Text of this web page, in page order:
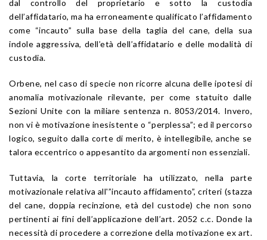
dal controllo del proprietario e sotto la custodia
dell’affidatario, ma ha erroneamente qualificato l’affidamento
come “incauto” sulla base della taglia del cane, della sua
indole aggressiva, dell’età dell’affidatario e delle modalità di
custodia.
Orbene, nel caso di specie non ricorre alcuna delle ipotesi di
anomalia motivazionale rilevante, per come statuito dalle
Sezioni Unite con la miliare sentenza n. 8053/2014. Invero,
non vi è motivazione inesistente o “perplessa”; ed il percorso
logico, seguito dalla corte di merito, è intellegibile, anche se
talora eccentrico o appesantito da argomenti non essenziali.
Tuttavia, la corte territoriale ha utilizzato, nella parte
motivazionale relativa all'”incauto affidamento”, criteri (stazza
del cane, doppia recinzione, età del custode) che non sono
pertinenti ai fini dell’applicazione dell’art. 2052 c.c. Donde la
necessità di procedere a correzione della motivazione ex art.